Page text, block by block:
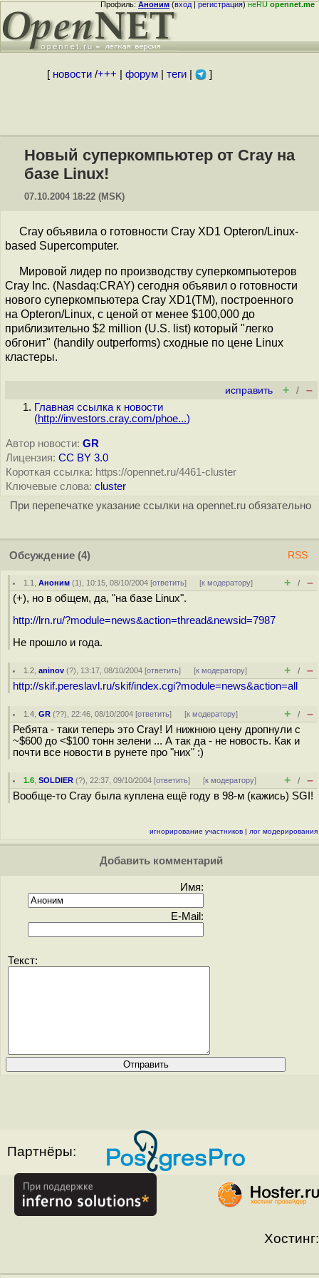
Профиль:Аноним(вход|регистрация)неRUopennet.me
[ новости/+++ форум| теги| ]
Новый суперкомпьютер от Cray на
базе Linux!
07.10.2004 18:22 (MSK)
Cray объявила о готовности Cray XD1 Opteron/Linux-
based Supercomputer.
Мировой лидер по производству суперкомпьютеров
Cray Inc. (Nasdaq:CRAY) сегодня объявил о готовности
нового суперкомпьютера Cray XD1(TM), построенного
на Opteron/Linux, с ценой от менее $100,000 до
приблизительно $2 million (U.S. list) который "легко
обгонит" (handily outperforms) сходные по цене Linux
кластеры.
исправить + / –
Главная ссылка к новости
(http://investors.cray.com/phoe...)
Автор новости: GR
Лицензия: CC BY 3.0
Короткая ссылка: https://opennet.ru/4461-cluster
Ключевые слова: cluster
При перепечатке указание ссылки на opennet.ru обязательно
Обсуждение (4) RSS
1.1 ,Аноним (1), 10:15, 08/10/2004 [ответить] [к модератору] + / –
(+), но в общем, да, "на базе Linux".
http://lrn.ru/?module=news&action=thread&newsid=7987
Не прошло и года.
1.2 ,aninov (?), 13:17, 08/10/2004 [ответить] [к модератору] + / –
http://skif.pereslavl.ru/skif/index.cgi?module=news&action=all
1.4 ,GR (??), 22:46, 08/10/2004 [ответить] [к модератору] + / –
Ребята - таки теперь это Cray! И нижнюю цену дропнули с
~$600 до <$100 тонн зелени ... А так да - не новость. Как и
почти все новости в рунете про "них" :)
1.6 ,SOLDIER (?), 22:37, 09/10/2004 [ответить] [к модератору] + / –
Вообще-то Cray была куплена ещё году в 98-м (кажись) SGI!
игнорирование участников | лог модерирования
Добавить комментарий
Имя:
E-Mail:
Текст:
Партнёры:
Хостинг: